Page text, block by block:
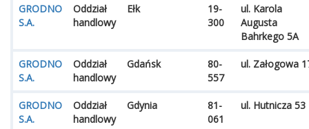
GRODNO
S.A.
Oddział
handlowy
Ełk
19-
300
ul. Karola
Augusta
Bahrkego 5A
GRODNO
S.A.
Oddział
handlowy
Gdańsk
80-
557
ul. Załogowa
GRODNO
S.A.
Oddział
handlowy
Gdynia
81-
061
ul. Hutnicza 53